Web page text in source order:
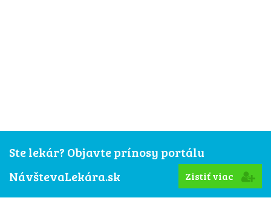
Ste lekár? Objavte prínosy portálu
NávštevaLekára.sk
Zistiť viac